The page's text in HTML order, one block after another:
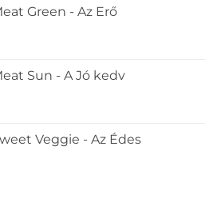
Green - Az Erő
Sun - A Jó kedv
Veggie - Az Édes